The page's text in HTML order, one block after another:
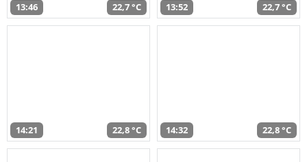
13:46 22,7 °C 13:52 22,7 °C
14:21 22,8 °C 14:32 22,8 °C